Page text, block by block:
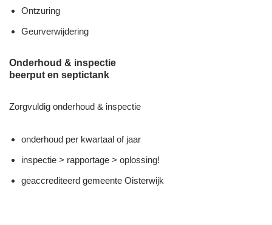
Ontzuring
Geurverwijdering
Onderhoud & inspectie
beerput en septictank
Zorgvuldig onderhoud & inspectie
onderhoud per kwartaal of jaar
inspectie > rapportage > oplossing!
geaccrediteerd gemeente Oisterwijk